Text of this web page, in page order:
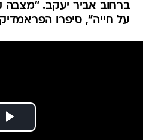
ברחוב אביר יעקב. "מצבה
על חייה", סיפרו